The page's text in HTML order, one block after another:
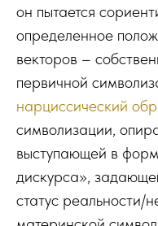
он пытается
определенное
векторов –
первичной
нарциссический
символизации,
выступающей в
дискурса»,
статус реальности/